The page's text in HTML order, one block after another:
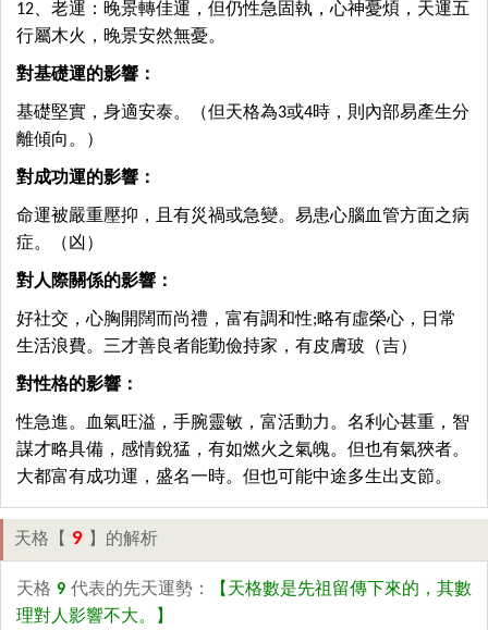
12、老運：晚景轉佳運，但仍性急固執，心神憂煩，天運五
行屬木火，晚景安然無憂。
對基礎運的影響：
基礎堅實，身適安泰。（但天格為3或4時，則內部易產生分
離傾向。）
對成功運的影響：
命運被嚴重壓抑，且有災禍或急變。易患心腦血管方面之病
症。（凶）
對人際關係的影響：
好社交，心胸開闊而尚禮，富有調和性;略有虛榮心，日常
生活浪費。三才善良者能勤儉持家，有皮膚玻（吉）
對性格的影響：
性急進。血氣旺溢，手腕靈敏，富活動力。名利心甚重，智
謀才略具備，感情銳猛，有如燃火之氣魄。但也有氣狹者。
大都富有成功運，盛名一時。但也可能中途多生出支節。
天格【 9 】的解析
天格 9 代表的先天運勢：
【天格數是先祖留傳下來的，其數
理對人影響不大。】